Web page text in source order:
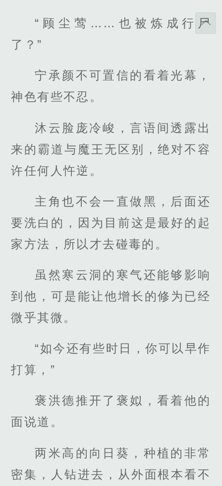
“顾尘莺……也被炼成行尸
了？”
宁承颜不可置信的看着光幕，
神色有些不忍。
沐云脸庞冷峻，言语间透露出
来的霸道与魔王无区别，绝对不容
许任何人忤逆。
主角也不会一直做黑，后面还
要洗白的，因为目前这是最好的起
家方法，所以才去碰毒的。
虽然寒云洞的寒气还能够影响
到他，可是能让他增长的修为已经
微乎其微。
“如今还有些时日，你可以早作
打算，”
褒洪德推开了褒姒，看着他的
面说道。
两米高的向日葵，种植的非常
密集，人钻进去，从外面根本看不